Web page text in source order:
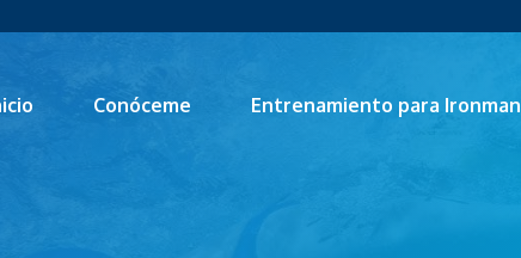
Conóceme Entrenamiento para Ironman